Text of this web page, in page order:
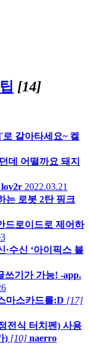
[14]
갈아타세요~ 켈
데 어떨까요 돼지
lov2r 2022.03.21
는 로봇 2탄 핑크
드로이드로 제어하
·수신 ‘아이픽스 블
쓰기가 가능! -app.
마스카드를:D [17]
전식 터치펜) 사용
) [10] naerro